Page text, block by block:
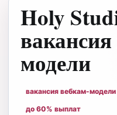
Holy
модели
вакансия вебкам-модели
до 60% выплат